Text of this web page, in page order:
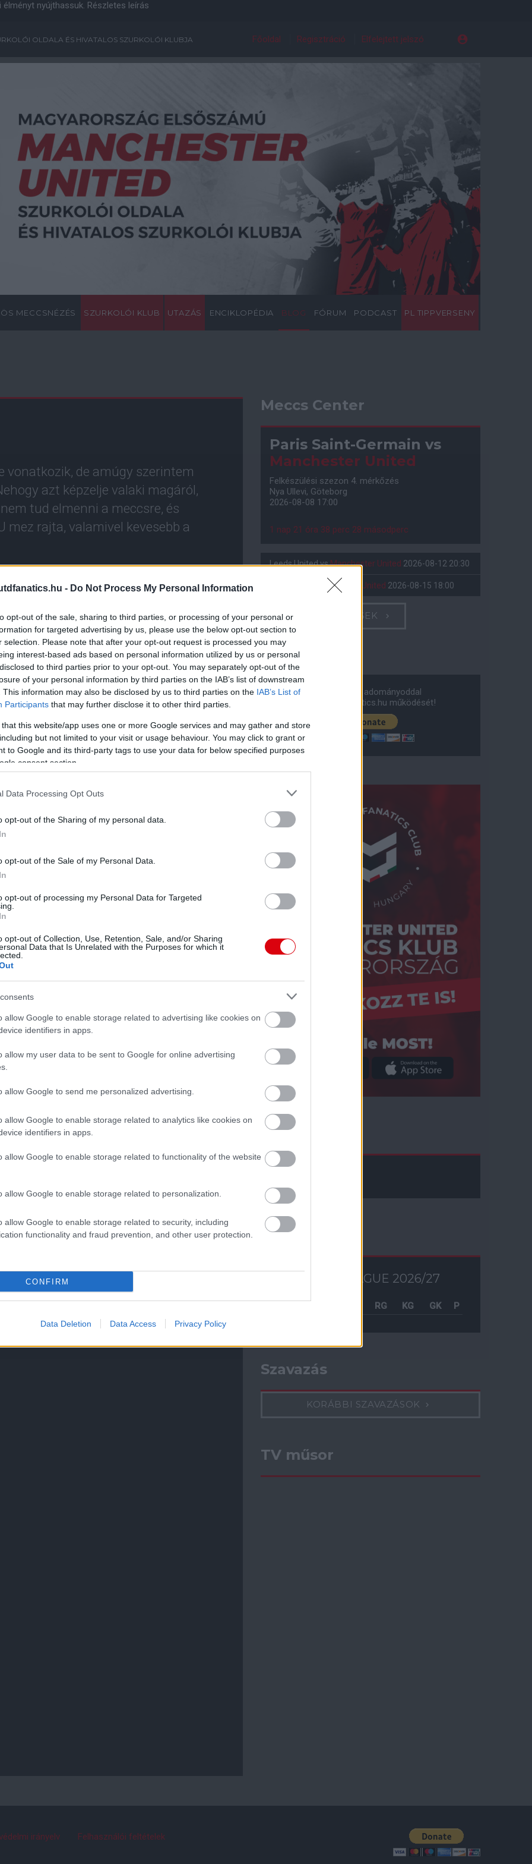
- Do Not Process My Personal Information
opt-out of the sale, sharing to third parties, or processing of your personal or
for targeted advertising by us, please use the below opt-out section to
selection. Please note that after your opt-out request is processed you may
interest-based ads based on personal information utilized by us or personal
to third parties prior to your opt-out. You may separately opt-out of the
of your personal information by third parties on the IAB’s list of downstream
This information may also be disclosed by us to third parties on the IAB’s List of
Participants that may further disclose it to other third parties.
that this website/app uses one or more Google services and may gather and store
but not limited to your visit or usage behaviour. You may click to grant or
to Google and its third-party tags to use your data for below specified purposes
consent section.
Data Processing Opt Outs
opt-out of the Sharing of my personal data.
opt-out of the Sale of my Personal Data.
opt-out of processing my Personal Data for Targeted
opt-out of Collection, Use, Retention, Sale, and/or Sharing
Data that Is Unrelated with the Purposes for which it
allow Google to enable storage related to advertising like cookies on
identifiers in apps.
allow my user data to be sent to Google for online advertising
allow Google to send me personalized advertising.
allow Google to enable storage related to analytics like cookies on
identifiers in apps.
allow Google to enable storage related to functionality of the website
allow Google to enable storage related to personalization.
allow Google to enable storage related to security, including
functionality and fraud prevention, and other user protection.
CONFIRM
Data Deletion Data Access Privacy Policy
nyújthassuk. Részletes leírás
OLDALA ÉS HIVATALOS SZURKOLÓI KLUBJA Főoldal Regisztráció Elfelejtett jelszó
MECCSNÉZÉS SZURKOLÓI KLUB UTAZÁS ENCIKLOPÉDIA BLOG FÓRUM PODCAST PL TIPPVERSENY
vonatkozik, de amúgy szerintem
azt képzelje valaki magáról,
tud elmenni a meccsre, és
mez rajta, valamivel kevesebb a
elaludni éppen ezen a kérdésen agyaltam. Az
az oldal a szurkolók érdeme és igenis, itt van élet.
Nagyon sok minden. És ott van a közös
Nem hiszem, hogy Miskolc, Pécs,
tudna elõállítani annyi United szurkolót, hogy
megtöltsön és közösen nézzék a meccset. Én
eléggé korlátozva vagyok, de azért
hatalma nagy és ez számít. Úgyhogy hajrá,
csak 10-en lesznek és ki is kapunk, de
és amikor nyerünk, az fantasztikus érzés
miszerint mi befolyásolni tudjuk egy játék
nevezni, nem haragszom, de az elveim mellett
magyarázat és ott van a hit, Isten, Biblia.
hisz valamiben, nagyon akar valamit és ezt
annak eredménye is lesz. Van, aki ezt elhiszi,
nem nagy dolog holnap reggel kicsit korábban
nagy jelentõséggel bír. Most nem azt mondom,
hogy nyerjen a csapat, s mikor nem így történik,
szerettem volna rávilágítani, hogy a mindennapi
pénz-nõk-pia mellett lehetne azt kérni
koncentrálni vagy nyerjünk, mert
az imában sosem szidjuk a másikat és nem
kell folytatni, hogy hátha meghallja a
személy szerint úgy gondolom, hogy egy dióhéjban
meg a csapatot, a menedzsert és a
és add, hogy nyerjék meg ezt a mérkõzést,
szerint !" És én a végére odatennék egy 2-3
Lehet zsoltárból is, hisz azok mind errõl szólnak. :)
dolog van benne, de mondjuk nekem nagyon jól
hogy most milyen érdekes, mert a United szurkolók
csak maga a tudat. És ki tudja, talán
megnyerhetjük ezt a mérkõzést ... :)
attól még nem változik semmi. Ez csak egy jó
meghalni. Lehet, hogy elveszítjük ezt a
hogy nem nyerünk semmit vagy mindent
mert mi így a csapat mellé álltunk, hanem saját
vagy sem, mert mindennek a közepén van
kéne vezessen mindenkit, hogy hiszünk a United
fogadok. :)
nap. Üdvözletem, Maxim Róbert
Meccs Center
Paris Saint-Germain vs
Manchester United
Felkészülési szezon 4. mérkőzés
Nya Ullevi, Göteborg
2026-08-08 17:00
1 nap 21 óra 38 perc 27 másodperc
Leeds UnitedvsManchester United 2026-08-12 20:30
Manchester United 2026-08-15 18:00
ELŐZŐ MÉRKŐZÉSEK
Támogatás
Támogasd adományoddal
a ManUtdFanatics.hu működését!
Facebook
Tabella
PREMIER LEAGUE 2026/27
RG KG GK P
Szavazás
KORÁBBI SZAVAZÁSOK
TV műsor
irányelv Felhasználói feltételek